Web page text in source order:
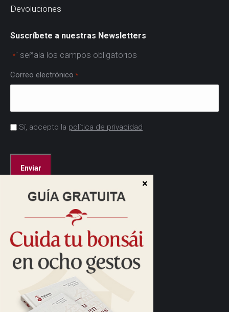
Devoluciones
Suscríbete a nuestras Newsletters
"*" señala los campos obligatorios
Correo electrónico *
Acuerdo
Sí, accepto la política de privacidad
Dirección:
Cam. de las Caudalosas, s/n
28690 Brunete, Madrid
Cómo llegar>
10:00 a 13:30